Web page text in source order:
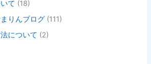
て (18)
りんブログ (111)
について (2)